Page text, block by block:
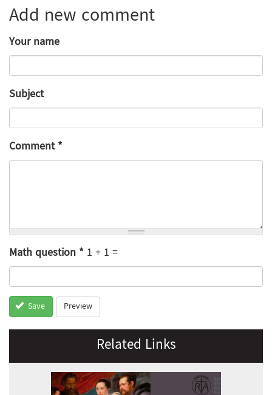
Add new comment
Your name
Subject
Comment*
Math question* 1 + 1 =
Save Preview
Related Links